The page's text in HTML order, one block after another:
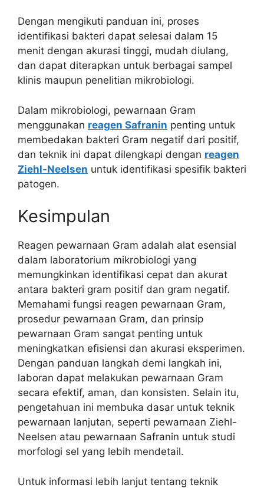
Dengan mengikuti panduan ini, proses
identifikasi bakteri dapat selesai dalam 15
menit dengan akurasi tinggi, mudah diulang,
dan dapat diterapkan untuk berbagai sampel
klinis maupun penelitian mikrobiologi.
Dalam mikrobiologi, pewarnaan Gram
menggunakan reagen Safranin penting untuk
membedakan bakteri Gram negatif dari positif,
dan teknik ini dapat dilengkapi dengan reagen
Ziehl-Neelsen untuk identifikasi spesifik bakteri
patogen.
Kesimpulan
Reagen pewarnaan Gram adalah alat esensial
dalam laboratorium mikrobiologi yang
memungkinkan identifikasi cepat dan akurat
antara bakteri gram positif dan gram negatif.
Memahami fungsi reagen pewarnaan Gram,
prosedur pewarnaan Gram, dan prinsip
pewarnaan Gram sangat penting untuk
meningkatkan efisiensi dan akurasi eksperimen.
Dengan panduan langkah demi langkah ini,
laboran dapat melakukan pewarnaan Gram
secara efektif, aman, dan konsisten. Selain itu,
pengetahuan ini membuka dasar untuk teknik
pewarnaan lanjutan, seperti pewarnaan Ziehl-
Neelsen atau pewarnaan Safranin untuk studi
morfologi sel yang lebih mendetail.
Untuk informasi lebih lanjut tentang teknik